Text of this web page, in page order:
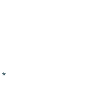
*